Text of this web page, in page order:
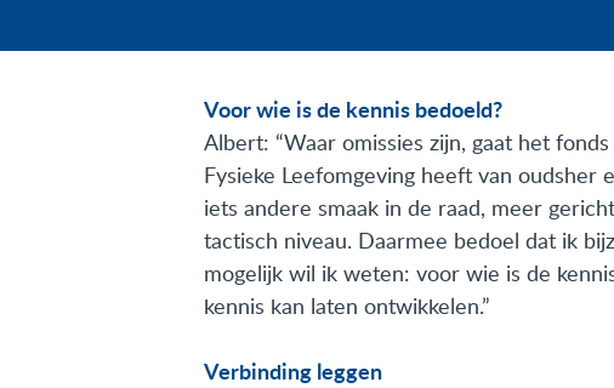
Voor wie is de kennis bedoeld?
Albert: “Waar omissies zijn, gaat het
Fysieke Leefomgeving heeft van
iets andere smaak in de raad, meer
tactisch niveau. Daarmee bedoel dat ik
mogelijk wil ik weten: voor wie is de
kennis kan laten ontwikkelen.”
Verbinding leggen